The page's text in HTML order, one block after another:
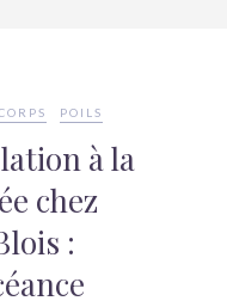
POILS
à la
chez
: